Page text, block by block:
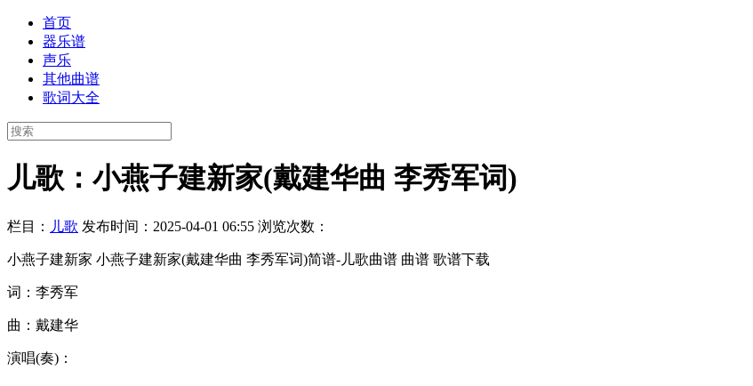
首页
器乐谱
声乐
其他曲谱
歌词大全
儿歌：小燕子建新家(戴建华曲 李秀军词)
栏目： 儿歌 发布时间：2025-04-01 06:55 浏览次数：
小燕子建新家 小燕子建新家(戴建华曲 李秀军词)简谱-儿歌曲谱 曲谱 歌谱下载
词：李秀军
曲：戴建华
演唱(奏)：